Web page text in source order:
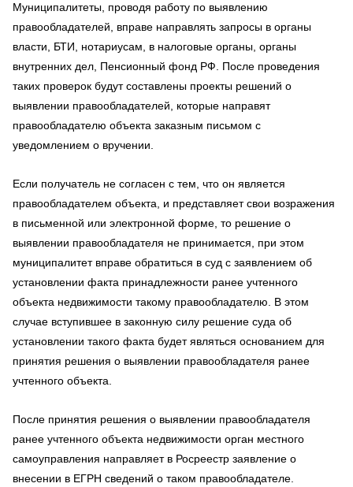
Муниципалитеты, проводя работу по выявлению
правообладателей, вправе направлять запросы в органы
власти, БТИ, нотариусам, в налоговые органы, органы
внутренних дел, Пенсионный фонд РФ. После проведения
таких проверок будут составлены проекты решений о
выявлении правообладателей, которые направят
правообладателю объекта заказным письмом с
уведомлением о вручении.
Если получатель не согласен с тем, что он является
правообладателем объекта, и представляет свои возражения
в письменной или электронной форме, то решение о
выявлении правообладателя не принимается, при этом
муниципалитет вправе обратиться в суд с заявлением об
установлении факта принадлежности ранее учтенного
объекта недвижимости такому правообладателю. В этом
случае вступившее в законную силу решение суда об
установлении такого факта будет являться основанием для
принятия решения о выявлении правообладателя ранее
учтенного объекта.
После принятия решения о выявлении правообладателя
ранее учтенного объекта недвижимости орган местного
самоуправления направляет в Росреестр заявление о
внесении в ЕГРН сведений о таком правообладателе.